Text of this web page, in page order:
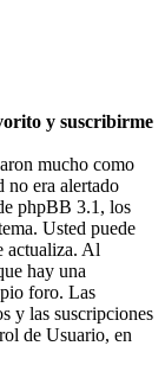
y suscribirme
mucho como
no era alertado
phpBB 3.1, los
Usted puede
actualiza. Al
hay una
foro. Las
y las suscripciones
de Usuario, en